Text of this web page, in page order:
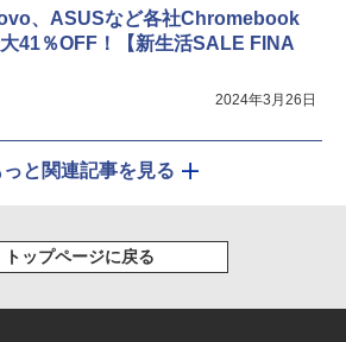
、ASUSなど各社Chromebook
41％OFF！【新生活SALE FINA
2024年3月26日
っと関連記事を見る
トップページに戻る